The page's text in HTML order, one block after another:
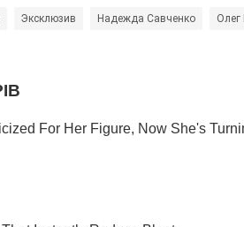
Эксклюзив Надежда Савченко